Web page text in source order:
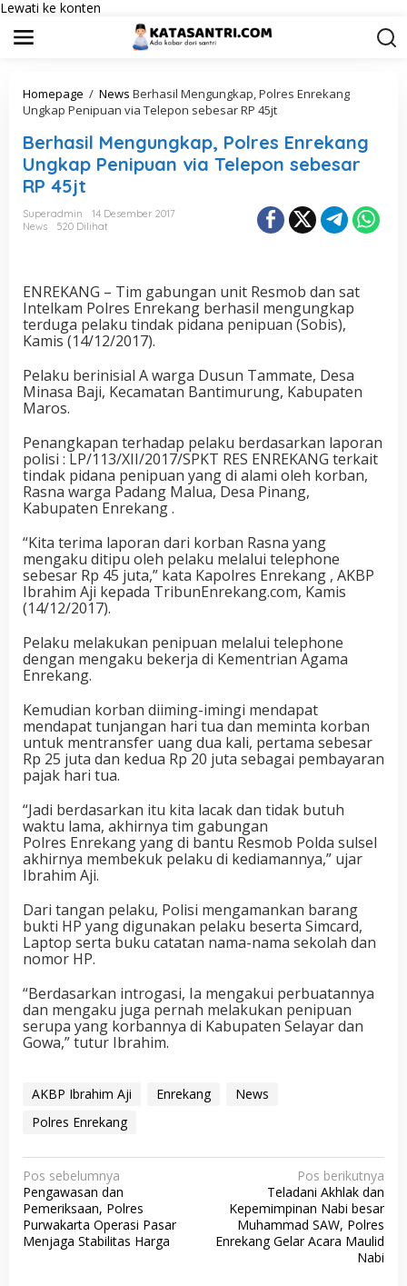
Lewati ke konten
Homepage / News Berhasil Mengungkap, Polres Enrekang
Ungkap Penipuan via Telepon sebesar RP 45jt
Berhasil Mengungkap, Polres Enrekang
Ungkap Penipuan via Telepon sebesar
RP 45jt
Superadmin
14 Desember 2017
News
520 Dilihat
ENREKANG – Tim gabungan unit Resmob dan sat
Intelkam Polres Enrekang berhasil mengungkap
terduga pelaku tindak pidana penipuan (Sobis),
Kamis (14/12/2017).
Pelaku berinisial A warga Dusun Tammate, Desa
Minasa Baji, Kecamatan Bantimurung, Kabupaten
Maros.
Penangkapan terhadap pelaku berdasarkan laporan
polisi : LP/113/XII/2017/SPKT RES ENREKANG terkait
tindak pidana penipuan yang di alami oleh korban,
Rasna warga Padang Malua, Desa Pinang,
Kabupaten Enrekang .
“Kita terima laporan dari korban Rasna yang
mengaku ditipu oleh pelaku melalui telephone
sebesar Rp 45 juta,” kata Kapolres Enrekang , AKBP
Ibrahim Aji kepada TribunEnrekang.com, Kamis
(14/12/2017).
Pelaku melakukan penipuan melalui telephone
dengan mengaku bekerja di Kementrian Agama
Enrekang.
Kemudian korban diiming-imingi mendapat
mendapat tunjangan hari tua dan meminta korban
untuk mentransfer uang dua kali, pertama sebesar
Rp 25 juta dan kedua Rp 20 juta sebagai pembayaran
pajak hari tua.
“Jadi berdasarkan itu kita lacak dan tidak butuh
waktu lama, akhirnya tim gabungan
Polres Enrekang yang di bantu Resmob Polda sulsel
akhirnya membekuk pelaku di kediamannya,” ujar
Ibrahim Aji.
Dari tangan pelaku, Polisi mengamankan barang
bukti HP yang digunakan pelaku beserta Simcard,
Laptop serta buku catatan nama-nama sekolah dan
nomor HP.
“Berdasarkan introgasi, Ia mengakui perbuatannya
dan mengaku juga pernah melakukan penipuan
serupa yang korbannya di Kabupaten Selayar dan
Gowa,” tutur Ibrahim.
AKBP Ibrahim Aji Enrekang
News
Polres Enrekang
N
a
v
i
Pos sebelumnya
Pengawasan dan
Pemeriksaan, Polres
Purwakarta Operasi Pasar
Menjaga Stabilitas Harga
Pos berikutnya
Teladani Akhlak dan
Kepemimpinan Nabi besar
Muhammad SAW, Polres
Enrekang Gelar Acara Maulid
Nabi